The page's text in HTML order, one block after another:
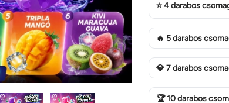
⭐ 4 darabos
🔥 5 darabos
💎 7 darabos
🏆 10 darabos